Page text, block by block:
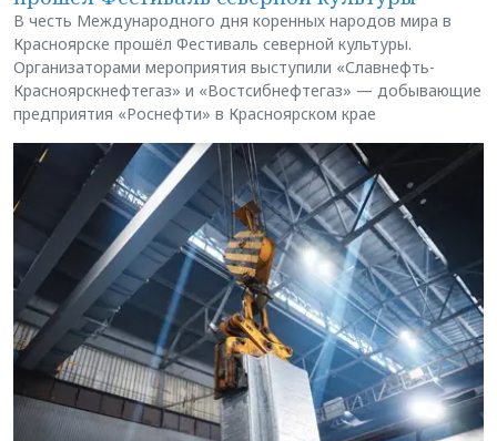
В честь Международного дня коренных народов мира в
Красноярске прошёл Фестиваль северной культуры.
Организаторами мероприятия выступили «Славнефть-
Красноярскнефтегаз» и «Востсибнефтегаз» — добывающие
предприятия «Роснефти» в Красноярском крае